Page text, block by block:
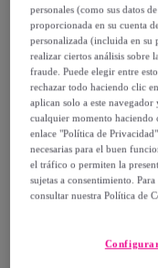
51,20 €
59,90 €
-14%
Vendido por
personales (como sus datos
proporcionada en su cuenta
personalizada (incluida en su
realizar ciertos análisis sobre
fraude. Puede elegir entre
rechazar todo haciendo clic
aplican solo a este
cualquier momento haciendo
enlace "Política de
necesarias para el buen
el tráfico o permiten la
sujetas a consentimiento.
consultar nuestra Política de